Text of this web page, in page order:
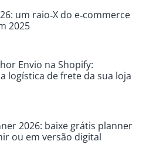
um raio‑X do e‑commerce
2025
Envio na Shopify:
logística de frete da sua loja
2026: baixe grátis planner
ou em versão digital